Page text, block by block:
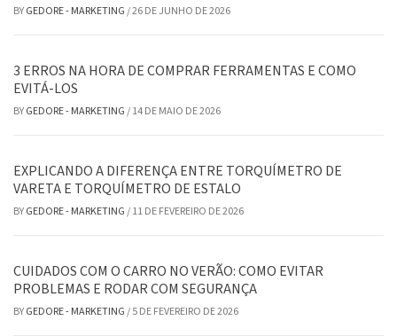
BYGEDORE - MARKETING/26 DE JUNHO DE 2026
3 ERROS NA HORA DE COMPRAR FERRAMENTAS E COMO
EVITÁ-LOS
BYGEDORE - MARKETING/14 DE MAIO DE 2026
EXPLICANDO A DIFERENÇA ENTRE TORQUÍMETRO DE
VARETA E TORQUÍMETRO DE ESTALO
BYGEDORE - MARKETING/11 DE FEVEREIRO DE 2026
CUIDADOS COM O CARRO NO VERÃO: COMO EVITAR
PROBLEMAS E RODAR COM SEGURANÇA
BYGEDORE - MARKETING/5 DE FEVEREIRO DE 2026